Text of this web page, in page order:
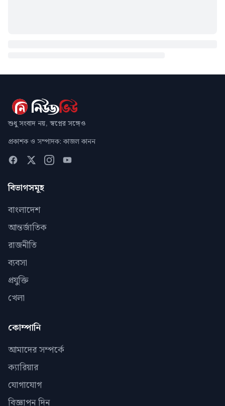
শুধু সংবাদ নয়, স্বপ্নের সঙ্গেও
প্রকাশক ও সম্পাদক: কাজল কানন
বিভাগসমূহ
বাংলাদেশ
আন্তর্জাতিক
রাজনীতি
ব্যবসা
প্রযুক্তি
খেলা
কোম্পানি
আমাদের সম্পর্কে
ক্যারিয়ার
যোগাযোগ
বিজ্ঞাপন দিন